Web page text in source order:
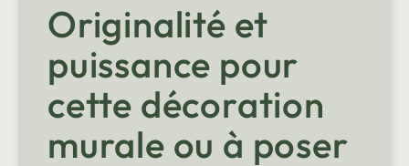
Originalité et
puissance pour
cette décoration
murale ou à poser